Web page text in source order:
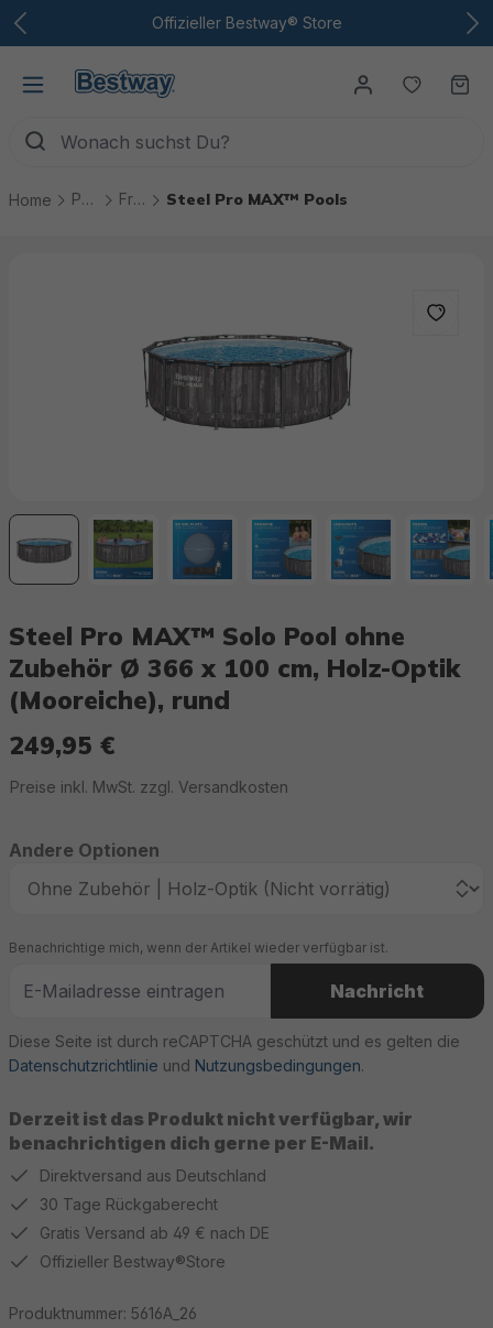
Zum Hauptinhalt Offizieller Bestway® Store
Du
Home Pools Frame-Pools Steel Pro MAX™ Pools
Steel Pro MAX™ Solo Pool ohne
Zubehör Ø 366 x 100 cm, Holz-Optik
(Mooreiche), rund
249,95 €
Preise inkl. MwSt. zzgl. Versandkosten
Derzeit ist das Produkt nicht verfügbar, wir
benachrichtigen dich gerne per E-Mail.
Andere Optionen
Benachrichtige mich, wenn der Artikel wieder verfügbar ist.
Nachricht
Diese Seite ist durch reCAPTCHA geschützt und es gelten die
Datenschutzrichtlinie und Nutzungsbedingungen.
Direktversand aus Deutschland
30 Tage Rückgaberecht
Gratis Versand ab 49 € nach DE
Offizieller Bestway®Store
Produktnummer: 5616A_26